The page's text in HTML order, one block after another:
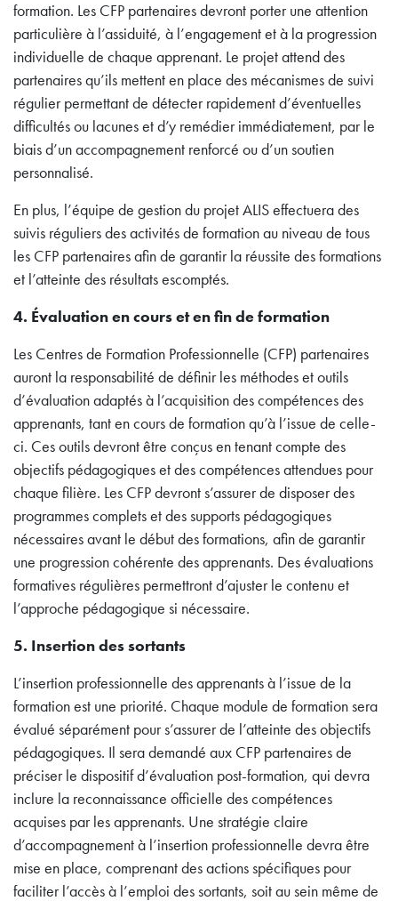
formation. Les CFP partenaires devront porter une attention
particulière à l’assiduité, à l’engagement et à la progression
individuelle de chaque apprenant. Le projet attend des
partenaires qu’ils mettent en place des mécanismes de suivi
régulier permettant de détecter rapidement d’éventuelles
difficultés ou lacunes et d’y remédier immédiatement, par le
biais d’un accompagnement renforcé ou d’un soutien
personnalisé.
En plus, l’équipe de gestion du projet ALIS effectuera des
suivis réguliers des activités de formation au niveau de tous
les CFP partenaires afin de garantir la réussite des formations
et l’atteinte des résultats escomptés.
4. Évaluation en cours et en fin de formation
Les Centres de Formation Professionnelle (CFP) partenaires
auront la responsabilité de définir les méthodes et outils
d’évaluation adaptés à l’acquisition des compétences des
apprenants, tant en cours de formation qu’à l’issue de celle-
ci. Ces outils devront être conçus en tenant compte des
objectifs pédagogiques et des compétences attendues pour
chaque filière. Les CFP devront s’assurer de disposer des
programmes complets et des supports pédagogiques
nécessaires avant le début des formations, afin de garantir
une progression cohérente des apprenants. Des évaluations
formatives régulières permettront d’ajuster le contenu et
l’approche pédagogique si nécessaire.
5. Insertion des sortants
L’insertion professionnelle des apprenants à l’issue de la
formation est une priorité. Chaque module de formation sera
évalué séparément pour s’assurer de l’atteinte des objectifs
pédagogiques. Il sera demandé aux CFP partenaires de
préciser le dispositif d’évaluation post-formation, qui devra
inclure la reconnaissance officielle des compétences
acquises par les apprenants. Une stratégie claire
d’accompagnement à l’insertion professionnelle devra être
mise en place, comprenant des actions spécifiques pour
faciliter l’accès à l’emploi des sortants, soit au sein même de